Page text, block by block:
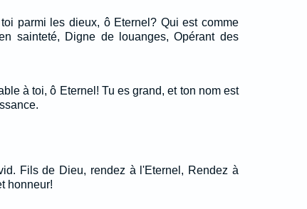
parmi les dieux, ô Eternel? Qui est comme
sainteté, Digne de louanges, Opérant des
à toi, ô Eternel! Tu es grand, et ton nom est
Fils de Dieu, rendez à l'Eternel, Rendez à
honneur!